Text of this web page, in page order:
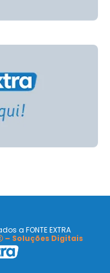
a FONTE EXTRA
– Soluções Digitais